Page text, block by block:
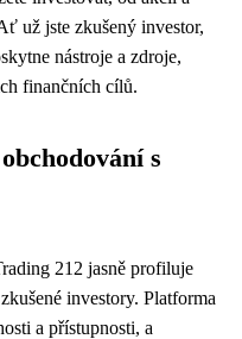
už jste zkušený investor,
nástroje a zdroje,
finančních cílů.
s
212 jasně profiluje
investory. Platforma
a přístupnosti, a